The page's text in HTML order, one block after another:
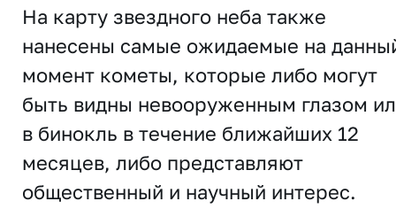
На карту звездного неба также
нанесены самые ожидаемые на
момент кометы, которые либо могут
быть видны невооруженным глазом
в бинокль в течение ближайших 12
месяцев, либо представляют
общественный и научный интерес.